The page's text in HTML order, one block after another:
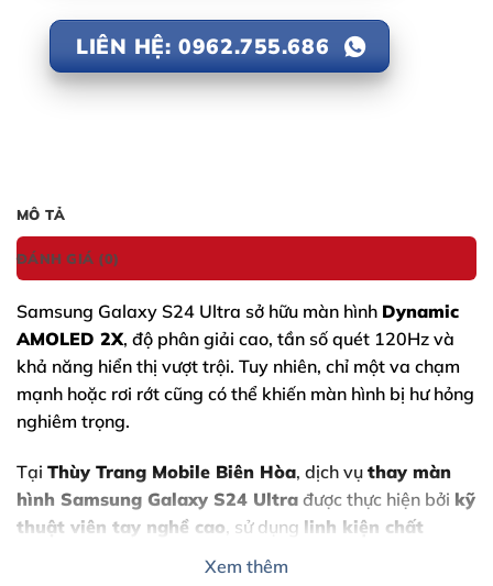
LIÊN HỆ: 0962.755.686
MÔ TẢ
ĐÁNH GIÁ (0)
Samsung Galaxy S24 Ultra sở hữu màn hình Dynamic
AMOLED 2X, độ phân giải cao, tần số quét 120Hz và
khả năng hiển thị vượt trội. Tuy nhiên, chỉ một va chạm
mạnh hoặc rơi rớt cũng có thể khiến màn hình bị hư hỏng
nghiêm trọng.
Tại Thùy Trang Mobile Biên Hòa, dịch vụ thay màn
hình Samsung Galaxy S24 Ultra được thực hiện bởi kỹ
thuật viên tay nghề cao, sử dụng linh kiện chất
Xem thêm